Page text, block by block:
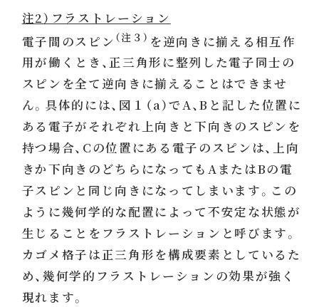
注2）フラストレーション
電子間のスピン （注３） を逆向きに揃える相互作
用が働くとき、正三角形に整列した電子同士の
スピンを全て逆向きに揃えることはできませ
ん。具体的には、図１（a）でA、Bと記した位置に
ある電子がそれぞれ上向きと下向きのスピンを
持つ場合、Cの位置にある電子のスピンは、上向
きか下向きのどちらになってもAまたはBの電
子スピンと同じ向きになってしまいます。この
ように幾何学的な配置によって不安定な状態が
生じることをフラストレーションと呼びます。
カゴメ格子は正三角形を構成要素としているた
め、幾何学的フラストレーションの効果が強く
現れます。